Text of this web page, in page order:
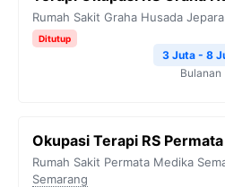
Rumah Sakit Graha Husada Jepara
Ditutup
3 Juta - 8
Bulanan
Okupasi Terapi RS
Rumah Sakit Permata Medika
Semarang